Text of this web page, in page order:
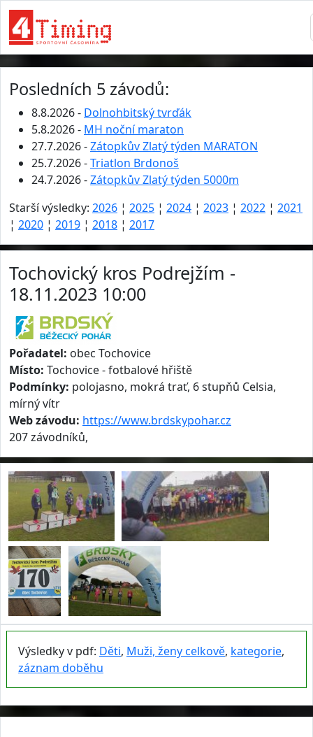
Posledních 5 závodů:
8.8.2026 - Dolnohbitský tvrďák
5.8.2026 - MH noční maraton
27.7.2026 -Zátopkův Zlatý týden MARATON
25.7.2026 -Triatlon Brdonoš
24.7.2026 -Zátopkův Zlatý týden 5000m
Starší výsledky: 2026 ¦ 2025 ¦ 2024 ¦ 2023 ¦ 2022 ¦ 2021
¦ 2020 ¦ 2019 ¦ 2018 ¦ 2017
Tochovický kros Podrejžím -
18.11.2023 10:00
Pořadatel: obec Tochovice
Místo: Tochovice - fotbalové hřiště
Podmínky: polojasno, mokrá trať, 6 stupňů Celsia,
mírný vítr
Web závodu: https://www.brdskypohar.cz
207 závodníků,
Výsledky v pdf: Děti, Muži, ženy celkově, kategorie,
záznam doběhu